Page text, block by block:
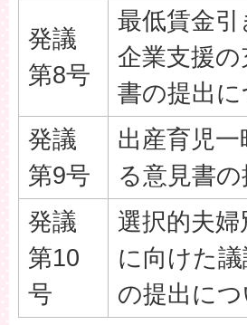
発議
第8号
最低賃金
企業支援
書の提出に
発議
第9号
出産育児
る意見書
発議
第10
号
選択的夫
に向けた
の提出につ